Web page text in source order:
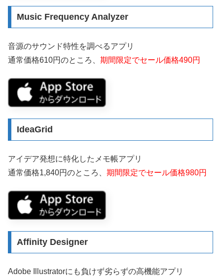
Music Frequency Analyzer
音源のサウンド特性を調べるアプリ
通常価格610円のところ、 期間限定でセール価格490円
IdeaGrid
アイデア発想に特化したメモ帳アプリ
通常価格1,840円のところ、 期間限定でセール価格980円
Affinity Designer
Adobe Illustratorにも負けず劣らずの高機能アプリ